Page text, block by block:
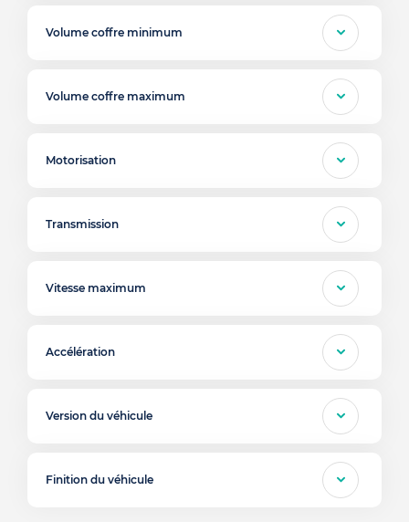
Volume coffre minimum
Volume coffre maximum
Motorisation
Transmission
Vitesse maximum
Accélération
Version du véhicule
Finition du véhicule